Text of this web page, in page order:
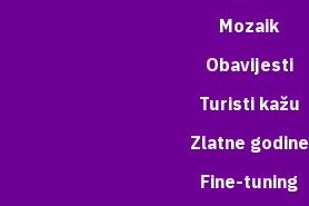
Mozaik
Obavijesti
Turisti kažu
Zlatne godine
Fine-tuning